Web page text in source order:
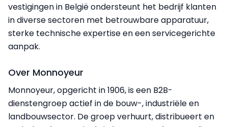
vestigingen in België ondersteunt het bedrijf klanten
in diverse sectoren met betrouwbare apparatuur,
sterke technische expertise en een servicegerichte
aanpak.
Over Monnoyeur
Monnoyeur, opgericht in 1906, is een B2B-
dienstengroep actief in de bouw-, industriële en
landbouwsector. De groep verhuurt, distribueert en